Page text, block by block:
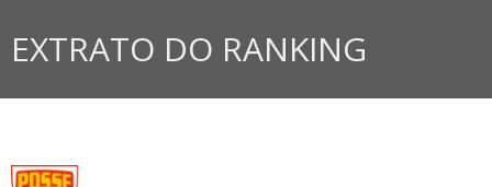
EXTRATO DO RANKING